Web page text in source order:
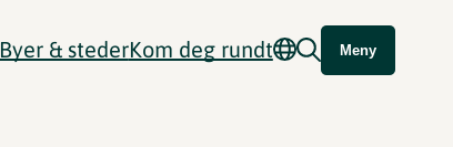
Byer & stederKom deg rundt Meny